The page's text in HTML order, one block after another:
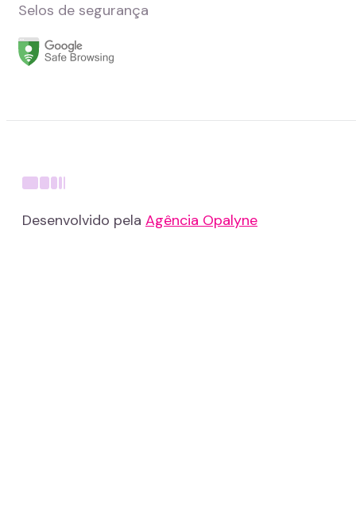
Selos de segurança
Desenvolvido pela Agência Opalyne